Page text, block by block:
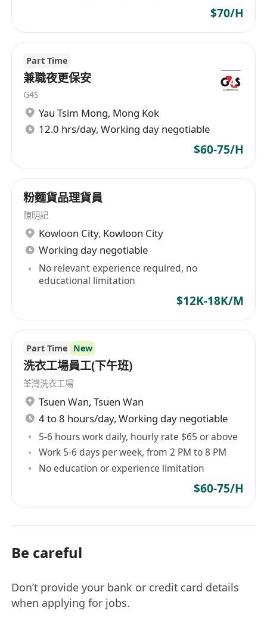
星期六/日/公眾假期能否上班？
可到職日期：
期望薪酬：
$70/H
Part Time
兼職夜更保安
G4S
Yau Tsim Mong, Mong Kok
12.0 hrs/day, Working day negotiable
$60-75/H
粉麵貨品理貨員
陳明記
Kowloon City, Kowloon City
Working day negotiable
No relevant experience required, no
educational limitation
$12K-18K/M
Part Time New
洗衣工場員工(下午班)
荃灣洗衣工場
Tsuen Wan, Tsuen Wan
4 to 8 hours/day, Working day negotiable
5-6 hours work daily, hourly rate $65 or above
Work 5-6 days per week, from 2 PM to 8 PM
No education or experience limitation
$60-75/H
Be careful
Don’t provide your bank or credit card details
when applying for jobs.